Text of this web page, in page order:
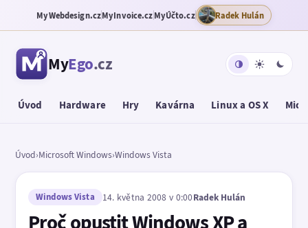
MyWebdesign.czMyInvoice.czMyÚčto.cz Radek Hulán
MyEgo.cz
Úvod Hardware Hry Kavárna Linux a OS X
Úvod›Microsoft Windows›Windows Vista
Windows Vista 14. května 2008 v 0:00Radek Hulán
Proč opustit Windows XP a